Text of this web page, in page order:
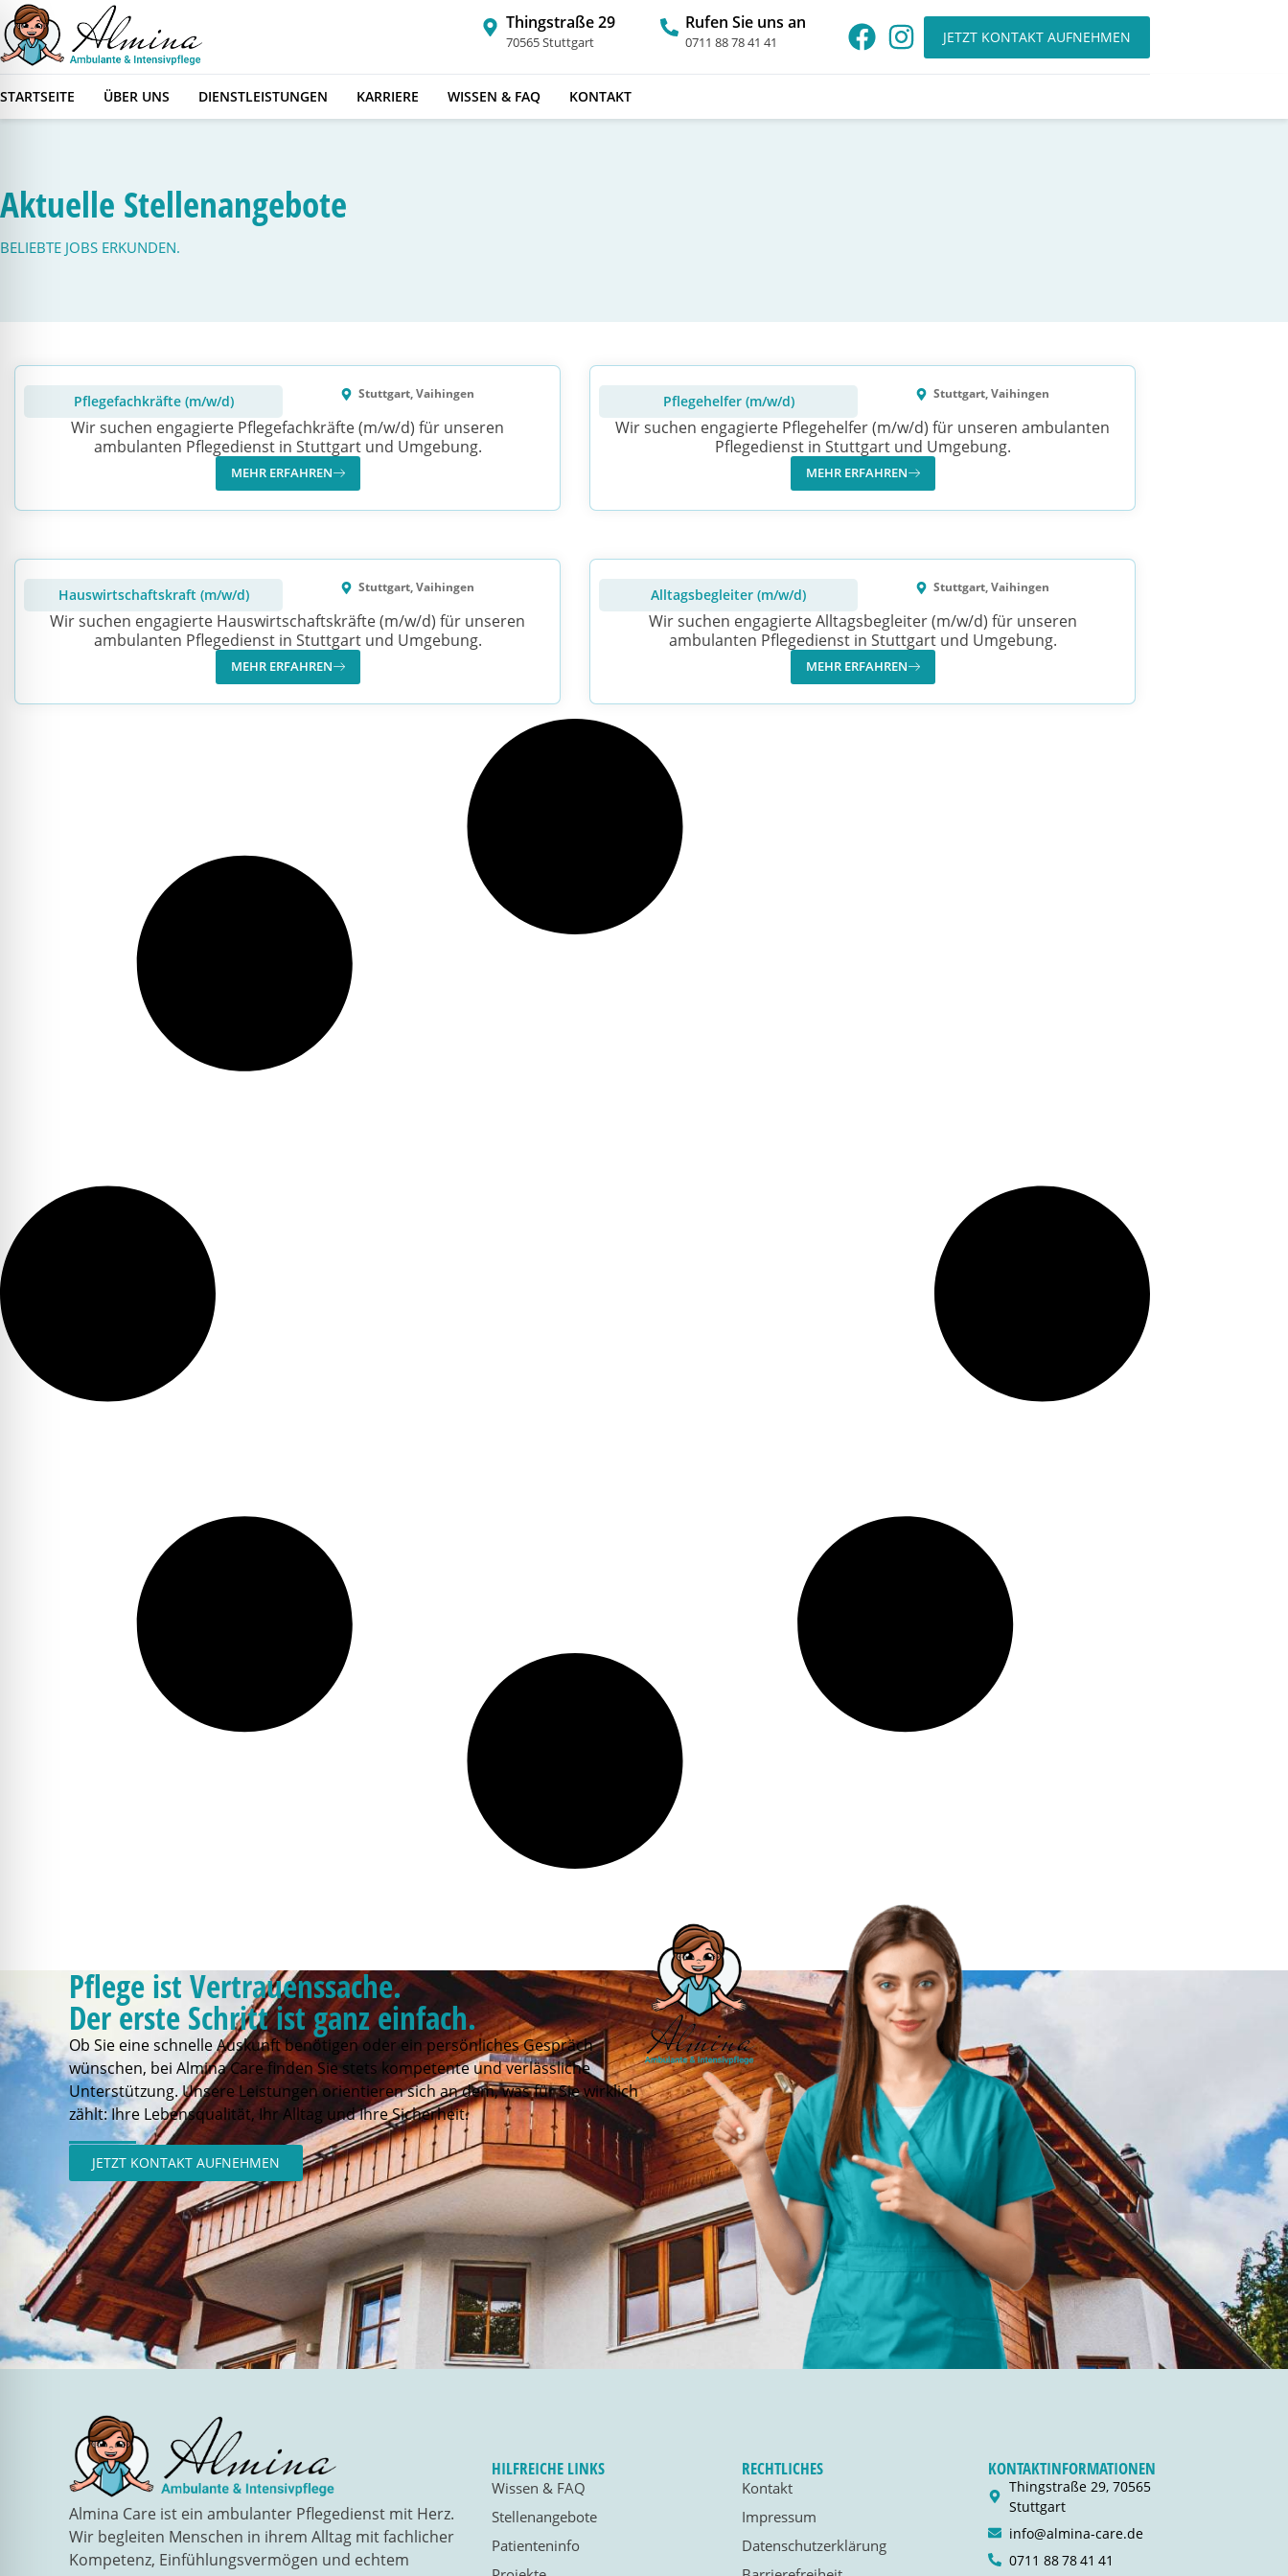
Thingstraße 29
70565 Stuttgart
Rufen Sie uns an
0711 88 78 41 41 JETZT KONTAKT AUFNEHMEN
STARTSEITE ÜBER UNS DIENSTLEISTUNGEN KARRIERE WISSEN & FAQ KONTAKT
Aktuelle Stellenangebote
BELIEBTE JOBS ERKUNDEN.
Pflegefachkräfte (m/w/d) Stuttgart, Vaihingen
Wir suchen engagierte Pflegefachkräfte (m/w/d) für unseren
ambulanten Pflegedienst in Stuttgart und Umgebung.
MEHR ERFAHREN
Pflegehelfer (m/w/d) Stuttgart, Vaihingen
Wir suchen engagierte Pflegehelfer (m/w/d) für unseren ambulanten
Pflegedienst in Stuttgart und Umgebung.
MEHR ERFAHREN
Hauswirtschaftskraft (m/w/d) Stuttgart, Vaihingen
Wir suchen engagierte Hauswirtschaftskräfte (m/w/d) für unseren
ambulanten Pflegedienst in Stuttgart und Umgebung.
MEHR ERFAHREN
Alltagsbegleiter (m/w/d) Stuttgart, Vaihingen
Wir suchen engagierte Alltagsbegleiter (m/w/d) für unseren
ambulanten Pflegedienst in Stuttgart und Umgebung.
MEHR ERFAHREN
Pflege ist Vertrauenssache.
Der erste Schritt ist ganz einfach.
Ob Sie eine schnelle Auskunft benötigen oder ein persönliches Gespräch
wünschen, bei Almina Care finden Sie stets kompetente und verlässliche
Unterstützung. Unsere Leistungen orientieren sich an dem, was für Sie wirklich
zählt: Ihre Lebensqualität, Ihr Alltag und Ihre Sicherheit.
JETZT KONTAKT AUFNEHMEN
Almina Care ist ein ambulanter Pflegedienst mit Herz.
Wir begleiten Menschen in ihrem Alltag mit fachlicher
Kompetenz, Einfühlungsvermögen und echtem
HILFREICHE LINKS
Wissen & FAQ
Stellenangebote
Patienteninfo
RECHTLICHES
Kontakt
Impressum
Datenschutzerklärung
KONTAKTINFORMATIONEN
Thingstraße 29, 70565
Stuttgart
info@almina-care.de
0711 88 78 41 41